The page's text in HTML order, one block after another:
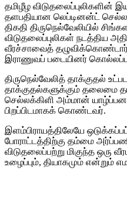
தமிழீழ விடுதலைப்புலிகளின்
தளபதியான லெப்டினன்ட்
திகதி திருநெல்வேலியில்
விடுதலைப்புலிகள் நடத்திய
வீரச்சாவைத்
இராணுவப் படையினர்
திருநெல்வேலித் தாக்குதல்
தாக்குதல்களுக்கும் தலைமை
செல்லக்கிளி அம்மான்
பிறப்பிடமாகக் கொண்டவர்.
இளம்பிராயத்திலேயே
போராட்டத்திற்கு தம்மை
விடுதலைப்பற்று மிகுந்த
உழைப்பும், தியாகமும் என்றும்